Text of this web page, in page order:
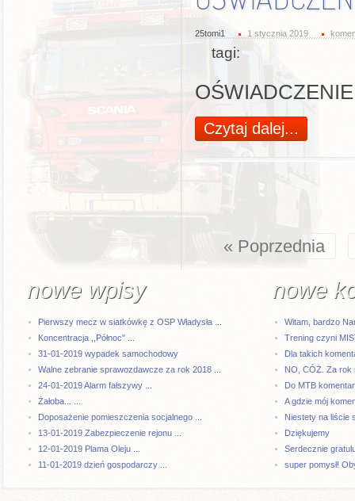
25tomi1 1 stycznia 2019
tagi:
OŚWIADCZENIE
Czytaj dalej...
« Poprzednia
nowe wpisy
Pierwszy mecz w siatkówkę z OSP Władysła ...
Koncentracja ,,Północ" ...
31-01-2019 wypadek samochodowy
Walne zebranie sprawozdawcze za rok 2018 ...
24-01-2019 Alarm fałszywy ...
Żałoba... ...
Doposażenie pomieszczenia socjalnego ...
13-01-2019 Zabezpieczenie rejonu ...
12-01-2019 Plama Oleju ...
11-01-2019 dzień gospodarczy ...
nowe
Witam, bardzo
Trening czyni
Dla takich
NO, CÓŻ. Za rok
Do MTB
A gdzie mój
Niestety na liście
Dziękujemy
Serdecznie
super pomysł!